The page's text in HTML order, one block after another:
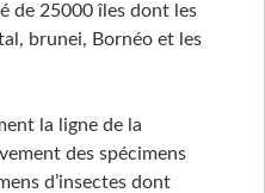
de 25000 îles dont les
brunei, Bornéo et les
la ligne de la
des spécimens
d’insectes dont